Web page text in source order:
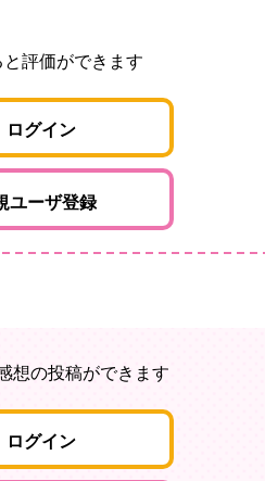
と評価ができます
ログイン
ユーザ登録
想の投稿ができます
ログイン